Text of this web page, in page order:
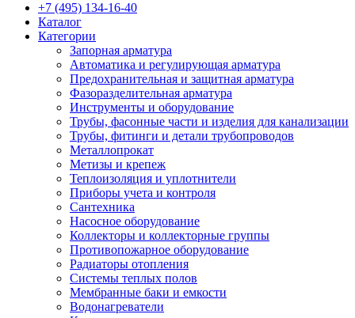
+7 (495) 134-16-40
Каталог
Категории
Запорная арматура
Автоматика и регулирующая арматура
Предохранительная и защитная арматура
Фазоразделительная арматура
Инструменты и оборудование
Трубы, фасонные части и изделия для канализации
Трубы, фитинги и детали трубопроводов
Металлопрокат
Метизы и крепеж
Теплоизоляция и уплотнители
Приборы учета и контроля
Сантехника
Насосное оборудование
Коллекторы и коллекторные группы
Противопожарное оборудование
Радиаторы отопления
Системы теплых полов
Мембранные баки и емкости
Водонагреватели